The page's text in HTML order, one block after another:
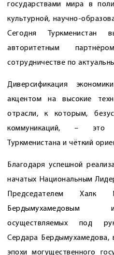
государствами мира в
культурной, научно-
Сегодня Туркменистан
авторитетным
сотрудничестве по
Диверсификация
акцентом на высокие
отрасли, к которым,
коммуникаций, – это
Туркменистана и чёткий
Благодаря успешной
начатых Национальным
Председателем Халк
Бердымухамедовым
осуществляемых под
Сердара Бердымухамедова,
эпохи могущественного